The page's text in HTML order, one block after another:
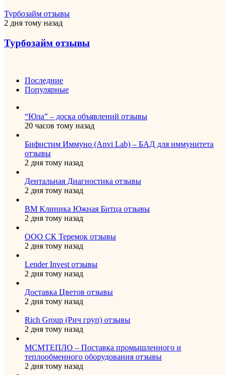
Турбозайм отзывы
2 дня тому назад
Турбозайм отзывы
Последние
Популярные
“Юла” – доска объявлений отзывы
20 часов тому назад
Бифистим Иммуно (Anvi Lab) – БАД для иммунитета
отзывы
2 дня тому назад
Дентальная Диагностика отзывы
2 дня тому назад
ВМ Клиника Южная Битца отзывы
2 дня тому назад
ООО СК Теремок отзывы
2 дня тому назад
Lender Invest отзывы
2 дня тому назад
Доставка Цветов отзывы
2 дня тому назад
Rich Group (Рич груп) отзывы
2 дня тому назад
МСМТЕПЛО – Поставка промышленного и
теплообменного оборудования отзывы
2 дня тому назад